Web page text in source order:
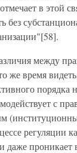
в этой
без
между
же время
порядка
с
регуляции
даже проникает